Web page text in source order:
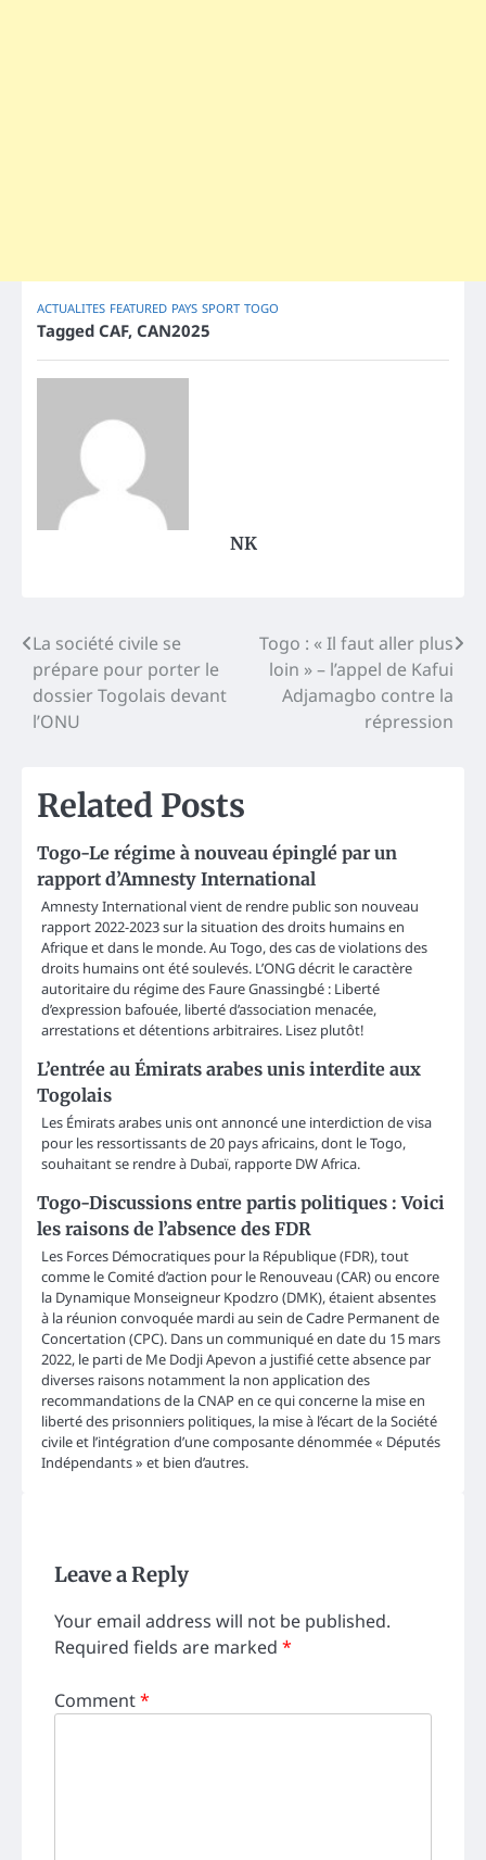
ACTUALITES FEATURED PAYS SPORT TOGO
Tagged CAF, CAN2025
NK
Post
navigation
La société civile se
prépare pour porter le
dossier Togolais devant
l’ONU
Togo : « Il faut aller plus
loin » – l’appel de Kafui
Adjamagbo contre la
répression
Related Posts
Togo-Le régime à nouveau épinglé par un
rapport d’Amnesty International
Amnesty International vient de rendre public son nouveau
rapport 2022-2023 sur la situation des droits humains en
Afrique et dans le monde. Au Togo, des cas de violations des
droits humains ont été soulevés. L’ONG décrit le caractère
autoritaire du régime des Faure Gnassingbé : Liberté
d’expression bafouée, liberté d’association menacée,
arrestations et détentions arbitraires. Lisez plutôt!
L’entrée au Émirats arabes unis interdite aux
Togolais
Les Émirats arabes unis ont annoncé une interdiction de visa
pour les ressortissants de 20 pays africains, dont le Togo,
souhaitant se rendre à Dubaï, rapporte DW Africa.
Togo-Discussions entre partis politiques : Voici
les raisons de l’absence des FDR
Les Forces Démocratiques pour la République (FDR), tout
comme le Comité d’action pour le Renouveau (CAR) ou encore
la Dynamique Monseigneur Kpodzro (DMK), étaient absentes
à la réunion convoquée mardi au sein de Cadre Permanent de
Concertation (CPC). Dans un communiqué en date du 15 mars
2022, le parti de Me Dodji Apevon a justifié cette absence par
diverses raisons notamment la non application des
recommandations de la CNAP en ce qui concerne la mise en
liberté des prisonniers politiques, la mise à l’écart de la Société
civile et l’intégration d’une composante dénommée « Députés
Indépendants » et bien d’autres.
Leave a Reply
Your email address will not be published.
Required fields are marked *
Comment*